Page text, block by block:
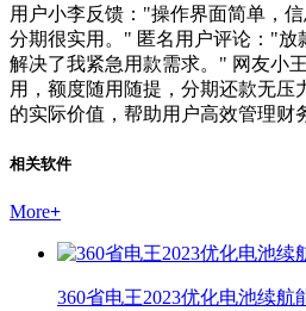
用户小李反馈："操作界面简单，
分期很实用。" 匿名用户评论："放
解决了我紧急用款需求。" 网友小
用，额度随用随提，分期还款无压
的实际价值，帮助用户高效管理财
相关软件
More+
360省电王2023优化电池续航